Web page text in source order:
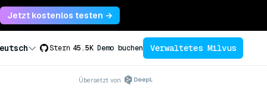
Jetzt kostenlos testen →
Stern 45.5K Demo buchen Verwaltetes Milvus
Übersetzt von